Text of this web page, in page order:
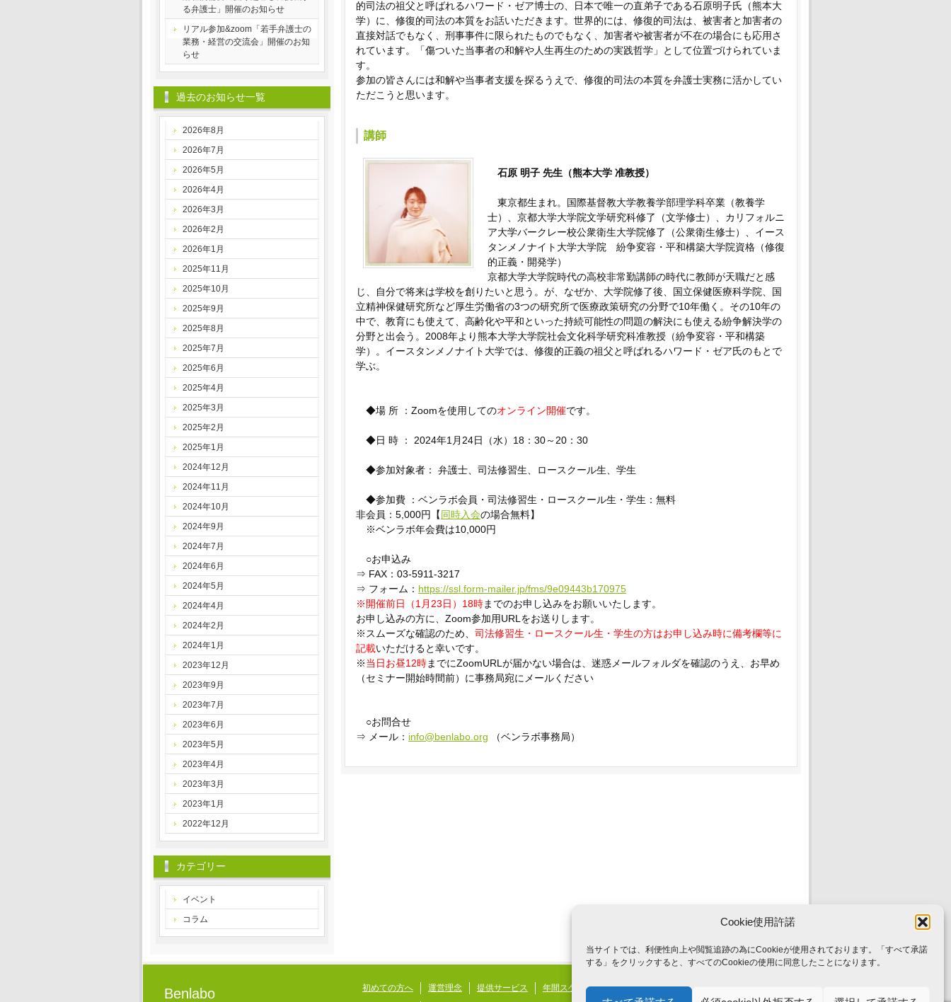
Cookie使用許諾
当サイトでは、利便性向上や閲覧追跡の為にCookieが使用されております。「すべて承諾
する」をクリックすると、すべてのCookieの使用に同意したことになります。
的司法の祖父と呼ばれるハワード・ゼア博士の、日本で唯一の直弟子である石原明子氏（熊本大
学）に、修復的司法の本質をお話いただきます。世界的には、修復的司法は、被害者と加害者の
直接対話でもなく、刑事事件に限られたものでもなく、加害者や被害者が不在の場合にも応用さ
れています。「傷ついた当事者の和解や人生再生のための実践哲学」として位置づけられていま
す。
参加の皆さんには和解や当事者支援を探るうえで、修復的司法の本質を弁護士実務に活かしてい
ただこうと思います。
講師
石原 明子 先生（熊本大学 准教授）
東京都生まれ。国際基督教大学教養学部理学科卒業（教養学
士）、京都大学大学院文学研究科修了（文学修士）、カリフォルニ
ア大学バークレー校公衆衛生大学院修了（公衆衛生修士）、イース
タンメノナイト大学大学院 紛争変容・平和構築大学院資格（修復
的正義・開発学）
京都大学大学院時代の高校非常勤講師の時代に教師が天職だと感
じ、自分で将来は学校を創りたいと思う。が、なぜか、大学院修了後、国立保健医療科学院、国
立精神保健研究所など厚生労働省の3つの研究所で医療政策研究の分野で10年働く。その10年の
中で、教育にも使えて、高齢化や平和といった持続可能性の問題の解決にも使える紛争解決学の
分野と出会う。2008年より熊本大学大学院社会文化科学研究科准教授（紛争変容・平和構築
学）。イースタンメノナイト大学では、修復的正義の祖父と呼ばれるハワード・ゼア氏のもとで
学ぶ。
◆場 所 ：Zoomを使用してのオンライン開催です。
◆日 時 ： 2024年1月24日（水）18：30～20：30
◆参加対象者： 弁護士、司法修習生、ロースクール生、学生
◆参加費 ：ベンラボ会員・司法修習生・ロースクール生・学生：無料
非会員：5,000円【同時入会の場合無料】
※ベンラボ年会費は10,000円
○お申込み
⇒ FAX：03-5911-3217
⇒ フォーム： https://ssl.form-mailer.jp/fms/9e09443b170975
※開催前日（1月23日）18時までのお申し込みをお願いいたします。
お申し込みの方に、Zoom参加用URLをお送りします。
※スムーズな確認のため、 司法修習生・ロースクール生・学生の方はお申し込み時に備考欄等に
記載いただけると幸いです。
※当日お昼12時までにZoomURLが届かない場合は、迷惑メールフォルダを確認のうえ、お早め
（セミナー開始時間前）に事務局宛にメールください
○お問合せ
⇒ メール： info@benlabo.org （ベンラボ事務局）
る弁護士」開催のお知らせ
リアル参加&zoom「若手弁護士の
業務・経営の交流会」開催のお知
らせ
過去のお知らせ一覧
2026年8月
2026年7月
2026年5月
2026年4月
2026年3月
2026年2月
2026年1月
2025年11月
2025年10月
2025年9月
2025年8月
2025年7月
2025年6月
2025年4月
2025年3月
2025年2月
2025年1月
2024年12月
2024年11月
2024年10月
2024年9月
2024年7月
2024年6月
2024年5月
2024年4月
2024年2月
2024年1月
2023年12月
2023年9月
2023年7月
2023年6月
2023年5月
2023年4月
2023年3月
2023年1月
2022年12月
カテゴリー
イベント
コラム
Benlabo 初めての方へ 運営理念 提供サービス 年間スケジュール 発起人・法人概要